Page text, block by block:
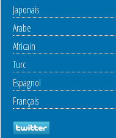
Japonais
Arabe
Africain
Turc
Espagnol
Français